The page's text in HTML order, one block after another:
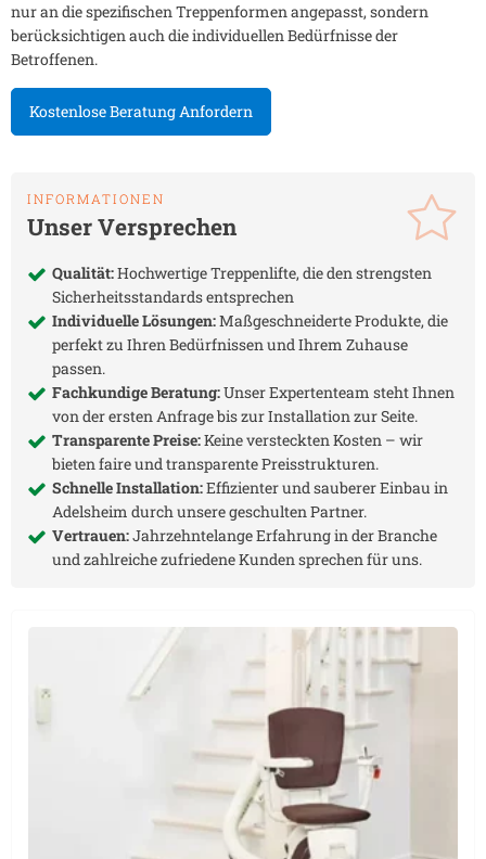
nur an die spezifischen Treppenformen angepasst, sondern
berücksichtigen auch die individuellen Bedürfnisse der
Betroffenen.
Kostenlose Beratung Anfordern
INFORMATIONEN
Unser Versprechen
Qualität:Hochwertige Treppenlifte, die den strengsten
Sicherheitsstandards entsprechen
Individuelle Lösungen:Maßgeschneiderte Produkte, die
perfekt zu Ihren Bedürfnissen und Ihrem Zuhause
passen.
Fachkundige Beratung:Unser Expertenteam steht Ihnen
von der ersten Anfrage bis zur Installation zur Seite.
Transparente Preise:Keine versteckten Kosten – wir
bieten faire und transparente Preisstrukturen.
Schnelle Installation:Effizienter und sauberer Einbau in
Adelsheim durch unsere geschulten Partner.
Vertrauen:Jahrzehntelange Erfahrung in der Branche
und zahlreiche zufriedene Kunden sprechen für uns.